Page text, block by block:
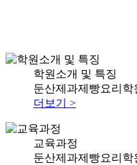
학원소개 및 특징
둔산제과제빵요리학
더보기 >
교육과정
둔산제과제빵요리학